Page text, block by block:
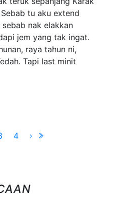
tu aku extend
nak elakkan
jem yang tak ingat.
raya tahun ni,
Tapi last minit
4 ›